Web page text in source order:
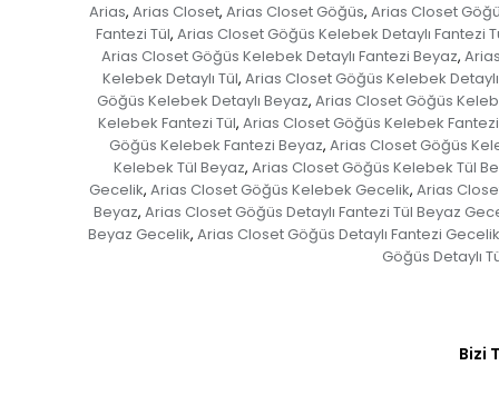
Arias, Arias Closet, Arias Closet Göğüs, Arias Closet
Fantezi Tül, Arias Closet Göğüs Kelebek Detaylı Fantezi
Arias Closet Göğüs Kelebek Detaylı Fantezi Beyaz,
Kelebek Detaylı Tül, Arias Closet Göğüs Kelebek
Göğüs Kelebek Detaylı Beyaz, Arias Closet Göğüs
Kelebek Fantezi Tül, Arias Closet Göğüs Kelebek
Göğüs Kelebek Fantezi Beyaz, Arias Closet Göğüs
Kelebek Tül Beyaz, Arias Closet Göğüs Kelebek Tül
Gecelik, Arias Closet Göğüs Kelebek Gecelik, Arias
Beyaz, Arias Closet Göğüs Detaylı Fantezi Tül Beyaz
Beyaz Gecelik, Arias Closet Göğüs Detaylı Fantezi Gecelik
Göğüs Detaylı
Bizi